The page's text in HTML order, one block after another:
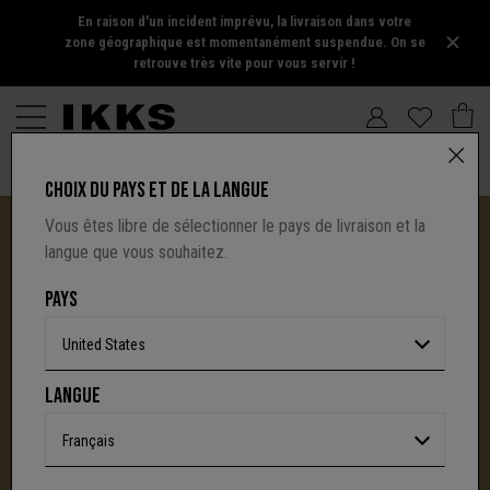
En raison d'un incident imprévu, la livraison dans votre
zone géographique est momentanément suspendue. On se
retrouve très vite pour vous servir !
UNE NOUVELLE PAGE S'ÉCRIT AVEC IKKS
C'est la fin d'une aventure : le site I.Code ferme
définitivement.Mais l'audace, la créativité
CHOIX DU PAYS ET DE LA LANGUE
Vous êtes libre de sélectionner le pays de livraison et la
langue que vous souhaitez.
PAYS
United States
LANGUE
Français